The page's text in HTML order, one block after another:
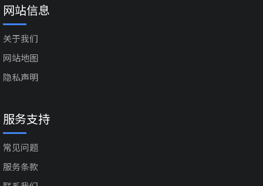
网站信息
关于我们
网站地图
隐私声明
服务支持
常见问题
服务条款